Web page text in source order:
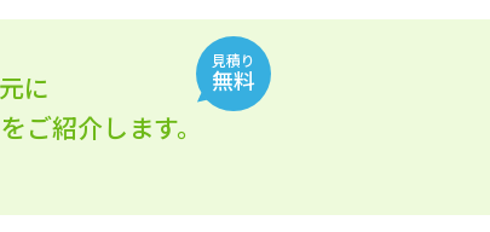
に
ご紹介します。
見積り
無料